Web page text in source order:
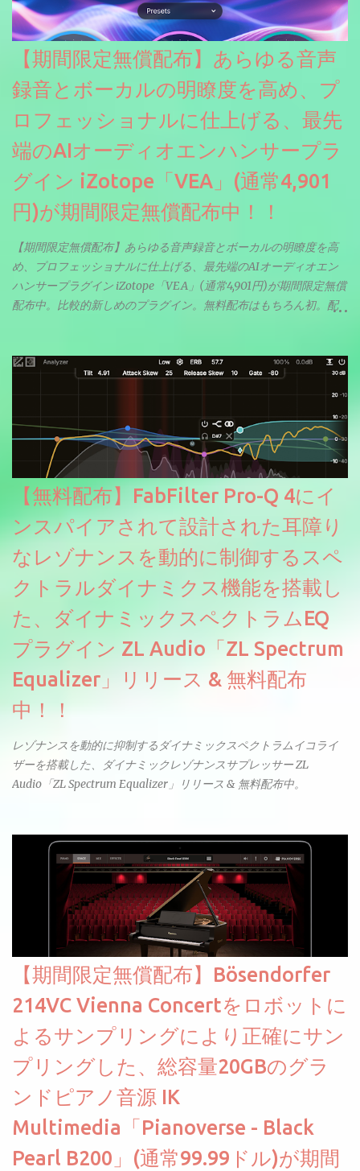
【期間限定無償配布】あらゆる音声
録音とボーカルの明瞭度を高め、プ
ロフェッショナルに仕上げる、最先
端のAIオーディオエンハンサープラ
グイン iZotope「VEA」(通常4,901
円)が期間限定無償配布中！！
【期間限定無償配布】あらゆる音声録音とボーカルの明瞭度を高
め、プロフェッショナルに仕上げる、最先端のAIオーディオエン
ハンサープラグイン iZotope「VEA」(通常4,901円)が期間限定無償
配布中。比較的新しめのプラグイン。無料配布はもちろん初。配
【無料配布】FabFilter Pro-Q 4にイ
ンスパイアされて設計された耳障り
なレゾナンスを動的に制御するスペ
クトラルダイナミクス機能を搭載し
た、ダイナミックスペクトラムEQ
プラグイン ZL Audio「ZL Spectrum
Equalizer」リリース & 無料配布
中！！
レゾナンスを動的に抑制するダイナミックスペクトラムイコライ
ザーを搭載した、ダイナミックレゾナンスサプレッサー ZL
Audio「ZL Spectrum Equalizer」リリース & 無料配布中。
【期間限定無償配布】Bösendorfer
214VC Vienna Concertをロボットに
よるサンプリングにより正確にサン
プリングした、総容量20GBのグラ
ンドピアノ音源 IK
Multimedia「Pianoverse - Black
Pearl B200」(通常99.99ドル)が期間